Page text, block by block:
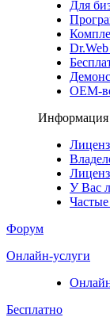
Для
ОЕМ-
Информация
У Вас
Форум
Онлайн-услуги
Бесплатно